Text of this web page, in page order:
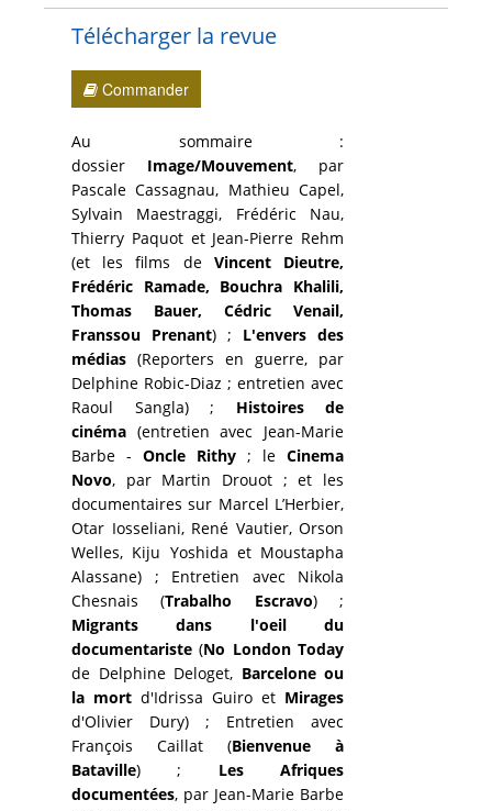
Télécharger la revue
Commander
Au sommaire :
dossier Image/Mouvement, par
Pascale Cassagnau, Mathieu Capel,
Sylvain Maestraggi, Frédéric Nau,
Thierry Paquot et Jean-Pierre Rehm
(et les films de Vincent Dieutre,
Frédéric Ramade, Bouchra Khalili,
Thomas Bauer, Cédric Venail,
Franssou Prenant) ; L'envers des
médias(Reporters en guerre, par
Delphine Robic-Diaz ; entretien avec
Raoul Sangla) ; Histoires de
cinéma (entretien avec Jean-Marie
Barbe -Oncle Rithy ; leCinema
Novo, par Martin Drouot ; et les
documentaires sur Marcel L’Herbier,
Otar Iosseliani, René Vautier, Orson
Welles, Kiju Yoshida et Moustapha
Alassane) ; Entretien avec Nikola
Chesnais (Trabalho Escravo) ;
Migrants dans l'oeil du
documentariste (No London Today
de Delphine Deloget, Barcelone ou
la mort d'Idrissa Guiro et Mirages
d'Olivier Dury) ; Entretien avec
François Caillat (Bienvenue à
Bataville) ; Les Afriques
documentées, par Jean-Marie Barbe